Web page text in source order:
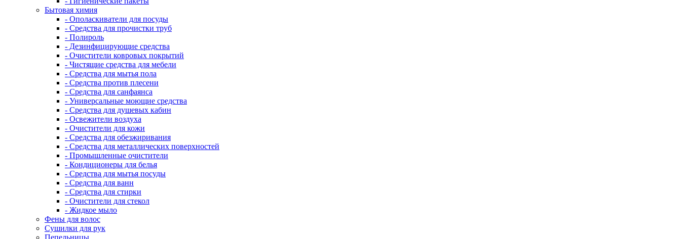
Бытовая химия
- Ополаскиватели для посуды
- Средства для прочистки труб
- Полироль
- Дезинфицирующие средства
- Очистители ковровых покрытий
- Чистящие средства для мебели
- Средства для мытья пола
- Средства против плесени
- Средства для санфаянса
- Универсальные моющие средства
- Средства для душевых кабин
- Освежители воздуха
- Очистители для кожи
- Средства для обезжиривания
- Средства для металлических поверхностей
- Промышленные очистители
- Кондиционеры для белья
- Средства для мытья посуды
- Средства для ванн
- Средства для стирки
- Очистители для стекол
- Жидкое мыло
Фены для волос
Сушилки для рук
Пепельницы